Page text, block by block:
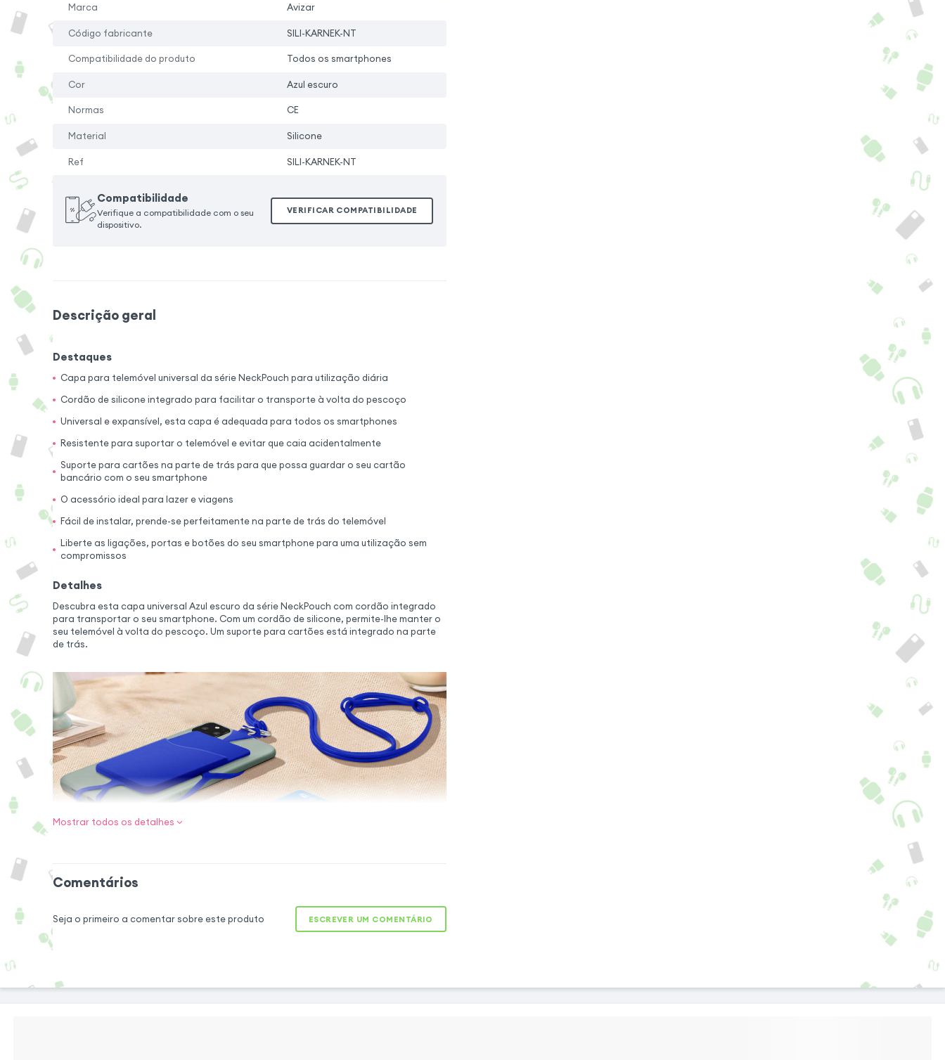
Marca Avizar
Código fabricante SILI-KARNEK-NT
Compatibilidade do produto Todos os smartphones
Cor Azul escuro
Normas CE
Material Silicone
Ref SILI-KARNEK-NT
Compatibilidade
Verifique a compatibilidade com o seu
dispositivo.
VERIFICAR COMPATIBILIDADE
Descrição geral
Destaques
Capa para telemóvel universal da série NeckPouch para utilização diária
Cordão de silicone integrado para facilitar o transporte à volta do pescoço
Universal e expansível, esta capa é adequada para todos os smartphones
Resistente para suportar o telemóvel e evitar que caia acidentalmente
Suporte para cartões na parte de trás para que possa guardar o seu cartão
bancário com o seu smartphone
O acessório ideal para lazer e viagens
Fácil de instalar, prende-se perfeitamente na parte de trás do telemóvel
Liberte as ligações, portas e botões do seu smartphone para uma utilização sem
compromissos
Detalhes
Descubra esta capa universal Azul escuro da série NeckPouch com cordão integrado
para transportar o seu smartphone. Com um cordão de silicone, permite-lhe manter o
seu telemóvel à volta do pescoço. Um suporte para cartões está integrado na parte
de trás.
ou apenas alguém que gosta de sair e de se
divertir, esta capa de silicone da série
Mostrar todos os detalhes
Comentários
Seja o primeiro a comentar sobre este produto ESCREVER UM COMENTÁRIO